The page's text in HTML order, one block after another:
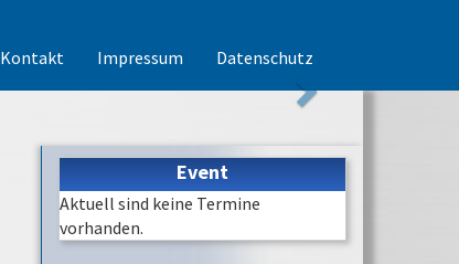
Kontakt Impressum Datenschutz
Event
Aktuell sind keine Termine
vorhanden.